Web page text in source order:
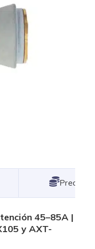
Lowest
45–85A |
y AXT-